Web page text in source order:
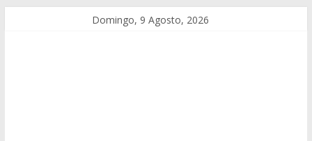
Domingo, 9 Agosto, 2026